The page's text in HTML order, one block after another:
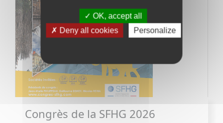
Congrès de la SFHG 2026
OK, accept all
Deny all cookies
Personalize